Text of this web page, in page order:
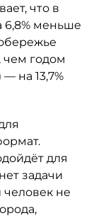
что в
6,8% меньше
чем годом
на 13,7%
для
задачи
не